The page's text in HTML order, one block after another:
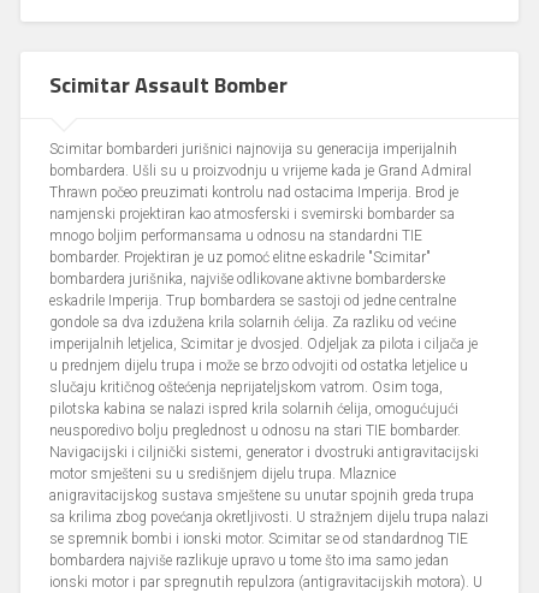
Scimitar Assault Bomber
Scimitar bombarderi jurišnici najnovija su generacija imperijalnih
bombardera. Ušli su u proizvodnju u vrijeme kada je Grand Admiral
Thrawn počeo preuzimati kontrolu nad ostacima Imperija. Brod je
namjenski projektiran kao atmosferski i svemirski bombarder sa
mnogo boljim performansama u odnosu na standardni TIE
bombarder. Projektiran je uz pomoć elitne eskadrile "Scimitar"
bombardera jurišnika, najviše odlikovane aktivne bombarderske
eskadrile Imperija. Trup bombardera se sastoji od jedne centralne
gondole sa dva izdužena krila solarnih ćelija. Za razliku od većine
imperijalnih letjelica, Scimitar je dvosjed. Odjeljak za pilota i ciljača je
u prednjem dijelu trupa i može se brzo odvojiti od ostatka letjelice u
slučaju kritičnog oštećenja neprijateljskom vatrom. Osim toga,
pilotska kabina se nalazi ispred krila solarnih ćelija, omogućujući
neusporedivo bolju preglednost u odnosu na stari TIE bombarder.
Navigacijski i ciljnički sistemi, generator i dvostruki antigravitacijski
motor smješteni su u središnjem dijelu trupa. Mlaznice
anigravitacijskog sustava smještene su unutar spojnih greda trupa
sa krilima zbog povećanja okretljivosti. U stražnjem dijelu trupa nalazi
se spremnik bombi i ionski motor. Scimitar se od standardnog TIE
bombardera najviše razlikuje upravo u tome što ima samo jedan
ionski motor i par spregnutih repulzora (antigravitacijskih motora). U